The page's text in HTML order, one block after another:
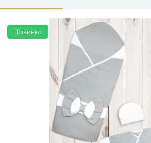
Новинка